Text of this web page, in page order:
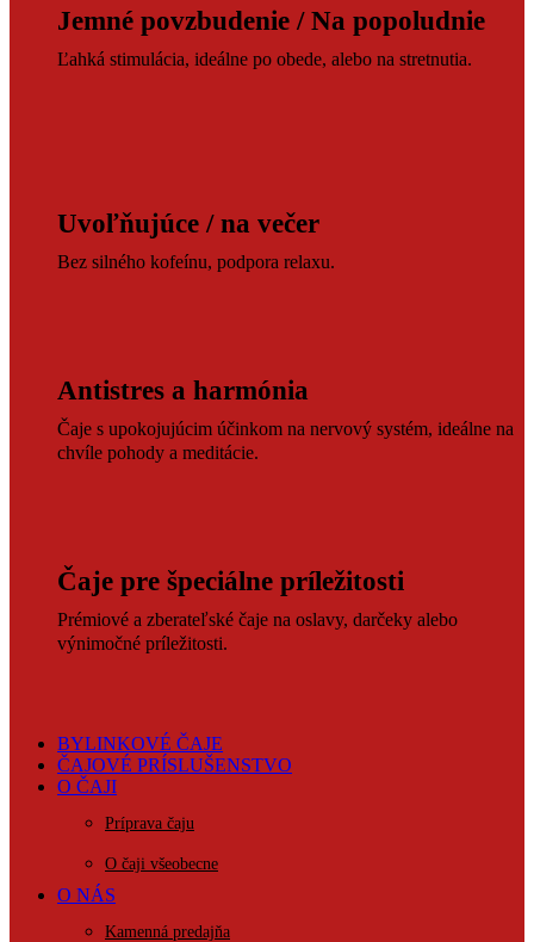
Jemné povzbudenie / Na popoludnie
Ľahká stimulácia, ideálne po obede, alebo na stretnutia.
Uvoľňujúce / na večer
Bez silného kofeínu, podpora relaxu.
Antistres a harmónia
Čaje s upokojujúcim účinkom na nervový systém, ideálne na
chvíle pohody a meditácie.
Čaje pre špeciálne príležitosti
Prémiové a zberateľské čaje na oslavy, darčeky alebo
výnimočné príležitosti.
BYLINKOVÉ ČAJE
ČAJOVÉ PRÍSLUŠENSTVO
O ČAJI
Príprava čaju
O čaji všeobecne
O NÁS
Kamenná predajňa